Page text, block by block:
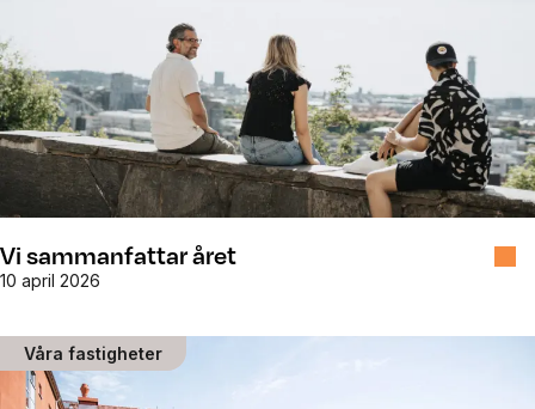
Vi sammanfattar året
10 april 2026
Våra fastigheter